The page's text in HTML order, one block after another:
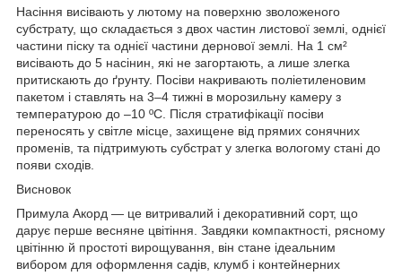
Насіння висівають у лютому на поверхню зволоженого
субстрату, що складається з двох частин листової землі, однієї
частини піску та однієї частини дернової землі. На 1 см²
висівають до 5 насінин, які не загортають, а лише злегка
притискають до ґрунту. Посіви накривають поліетиленовим
пакетом і ставлять на 3–4 тижні в морозильну камеру з
температурою до –10 ºC. Після стратифікації посіви
переносять у світле місце, захищене від прямих сонячних
променів, та підтримують субстрат у злегка вологому стані до
появи сходів.
Висновок
Примула Акорд — це витривалий і декоративний сорт, що
дарує перше весняне цвітіння. Завдяки компактності, рясному
цвітінню й простоті вирощування, він стане ідеальним
вибором для оформлення садів, клумб і контейнерних